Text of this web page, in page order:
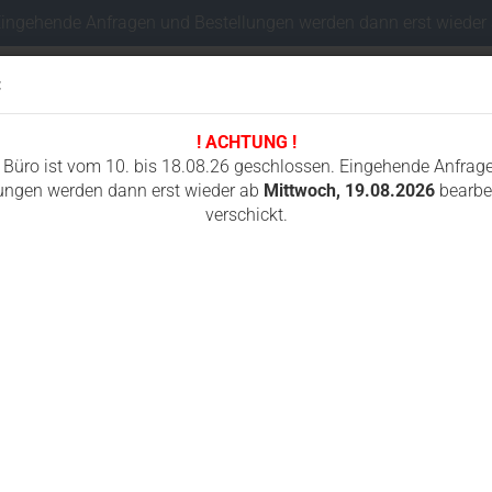
! ACHTUNG !
Büro ist vom 10. bis 18.08.26 geschlossen. Eingehende
werden dann erst wieder ab Mittwoch, 19.08.2026
verschickt.
Sprache auswählen
Anfragen und Bestellungen werden dann erst wieder